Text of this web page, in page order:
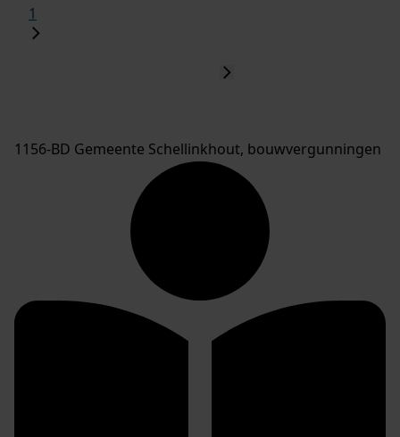
1
1156-BD Gemeente Schellinkhout, bouwvergunningen